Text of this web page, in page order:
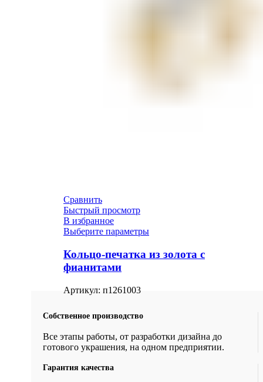
Сравнить
Быстрый просмотр
В избранное
Выберите параметры
Кольцо-печатка из золота с
фианитами
Артикул: п1261003
Собственное производство
Все этапы работы, от разработки дизайна до
готового украшения, на одном предприятии.
Гарантия качества